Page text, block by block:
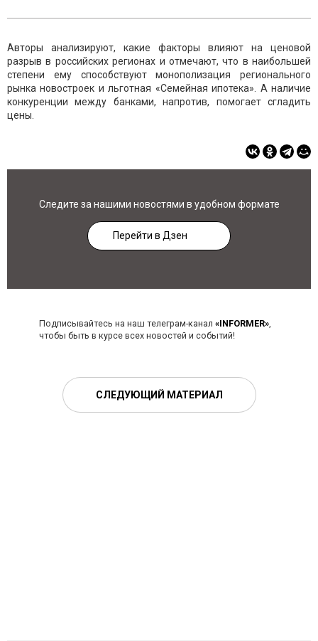
Авторы анализируют, какие факторы влияют на ценовой
разрыв в российских регионах и отмечают, что в наибольшей
степени ему способствуют монополизация регионального
рынка новостроек и льготная «Семейная ипотека». А наличие
конкуренции между банками, напротив, помогает сгладить
цены.
Следите за нашими новостями в удобном формате
Перейти в Дзен
Подписывайтесь на наш телеграм-канал «INFORMER»,
чтобы быть в курсе всех новостей и событий!
СЛЕДУЮЩИЙ МАТЕРИАЛ